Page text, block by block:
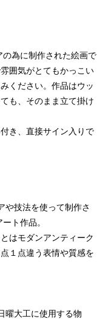
為に制作された絵画で
囲気がとてもかっこい
ください。作品はウッ
も、そのまま立て掛け
き、直接サイン入りで
や技法を使って制作さ
ト作品。
はモダンアンティーク
１点違う表情や質感を
曜大工に使用する物